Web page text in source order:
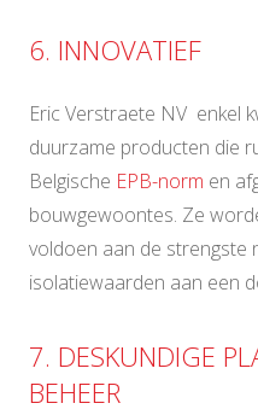
6. INNOVATIEF
Eric Verstraete NV enkel
duurzame producten die
Belgische EPB-norm en
bouwgewoontes. Ze
voldoen aan de strengste
isolatiewaarden aan een
7. DESKUNDIGE
BEHEER